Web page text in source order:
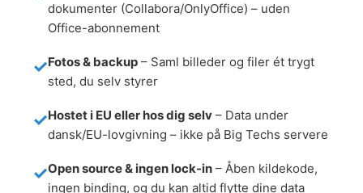
dokumenter (Collabora/OnlyOffice) – uden
Office-abonnement
Fotos & backup – Saml billeder og filer ét trygt
sted, du selv styrer
Hostet i EU eller hos dig selv – Data under
dansk/EU-lovgivning – ikke på Big Techs servere
Open source & ingen lock-in – Åben kildekode,
ingen binding, og du kan altid flytte dine data